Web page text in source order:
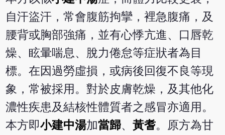
自汗盜汗，常會腹筋拘攣，裡急腹痛，及
腰背或胸部強痛，並有心悸亢進、口唇乾
燥、眩暈喘息、脫力倦怠等症狀者為目
標。在因過勞虛損，或病後回復不良等現
象，常被採用。對於皮膚乾燥，及其他化
濃性疾患及結核性體質者之感冒亦適用。
本方即小建中湯加當歸、黃耆。原方為甘